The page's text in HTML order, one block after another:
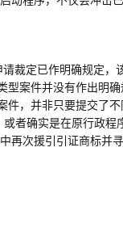
裁定已作明确规定
型案件并没有作出明
，并非只要提交了
者确实是在原行政
再次援引引证商标并